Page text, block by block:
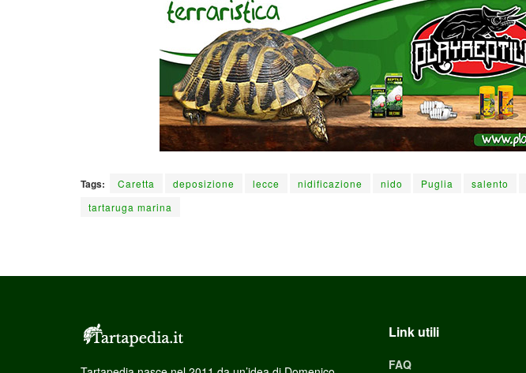
Tags: Caretta deposizione lecce nidificazione nido Puglia salento
tartaruga marina
Link utili
FAQ